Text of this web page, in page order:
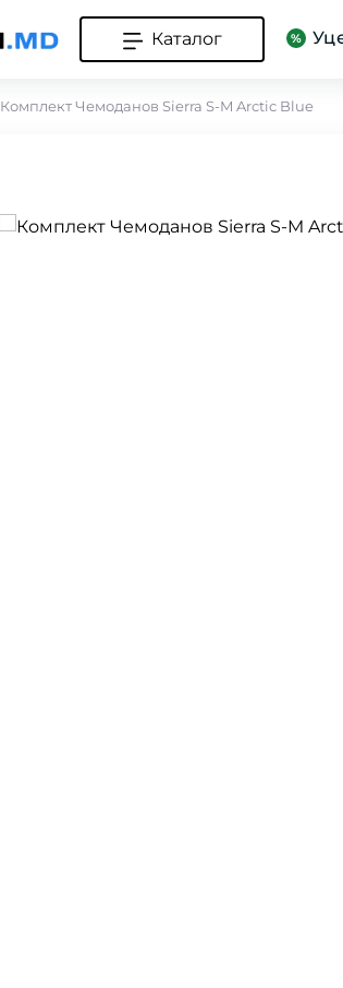
Каталог
Комплект Чемоданов Sierra S-M Arctic Blue